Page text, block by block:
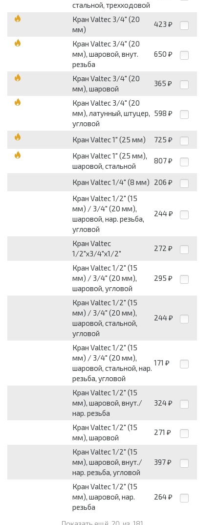
стальной, трехходовой
Кран Valtec 3/4" (20
мм)
423 ₽
Кран Valtec 3/4" (20
мм), шаровой, внут.
резьба
650 ₽
Кран Valtec 3/4" (20
мм), шаровой
365 ₽
Кран Valtec 3/4" (20
мм), латунный, штуцер,
угловой
598 ₽
Кран Valtec 1" (25 мм) 725 ₽
Кран Valtec 1" (25 мм),
шаровой, стальной
807 ₽
Кран Valtec 1/4" (8 мм) 206 ₽
Кран Valtec 1/2" (15
мм) / 3/4" (20 мм),
шаровой, нар. резьба,
угловой
244 ₽
Кран Valtec
1/2"х3/4"х1/2"
272 ₽
Кран Valtec 1/2" (15
мм) / 3/4" (20 мм),
шаровой, угловой
295 ₽
Кран Valtec 1/2" (15
мм) / 3/4" (20 мм),
шаровой, стальной,
угловой
244 ₽
Кран Valtec 1/2" (15
мм) / 3/4" (20 мм),
шаровой, стальной, нар.
резьба, угловой
171 ₽
Кран Valtec 1/2" (15
мм), шаровой, внут./
нар. резьба
324 ₽
Кран Valtec 1/2" (15
мм), шаровой
271 ₽
Кран Valtec 1/2" (15
мм), шаровой, внут./
нар. резьба, угловой
397 ₽
Кран Valtec 1/2" (15
мм), шаровой, нар.
резьба
264 ₽